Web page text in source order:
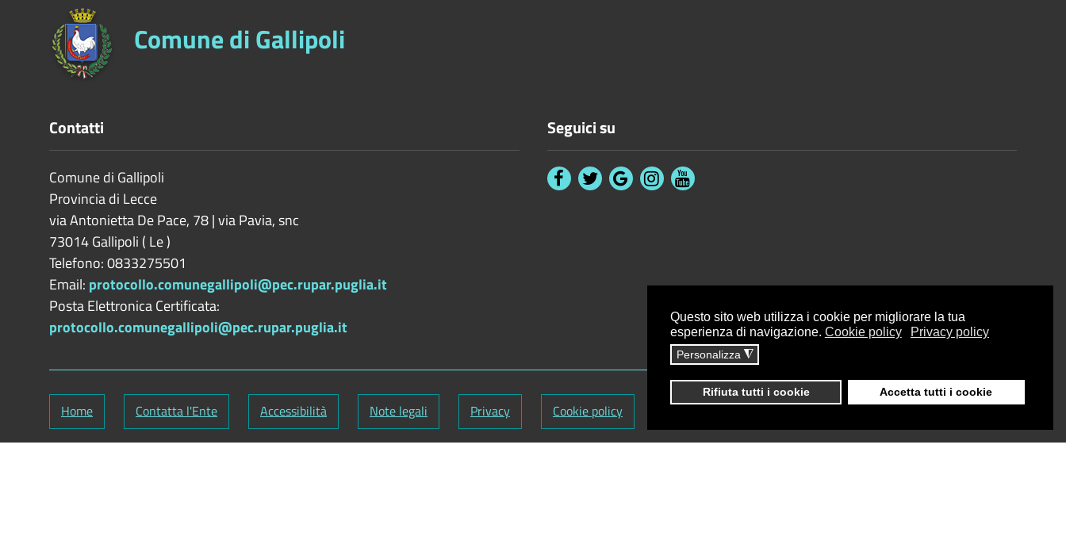
Questo sito web utilizza i cookie per migliorare la tua
esperienza di navigazione. Cookie policy Privacy policy
Personalizza ◮
Rifiuta tutti i cookie Accetta tutti i cookie
Comune di Gallipoli
Contatti
Comune di Gallipoli
Provincia di Lecce
via Antonietta De Pace, 78 | via Pavia, snc
73014Gallipoli ( Le)
Telefono: 0833275501
Email: protocollo.comunegallipoli@pec.rupar.puglia.it
Posta Elettronica Certificata:
protocollo.comunegallipoli@pec.rupar.puglia.it
Seguici su
Home Contatta l'Ente Accessibilità Note legali Privacy Cookie policy Credits Dati sul monitoraggio Area riservata